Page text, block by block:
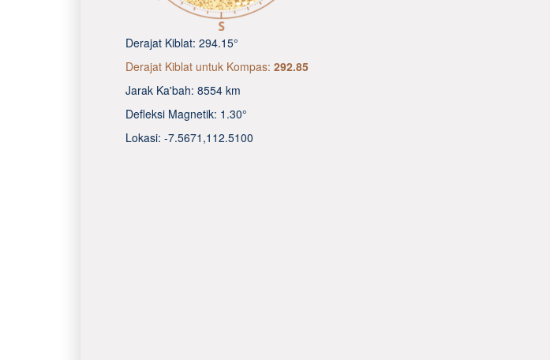
Derajat Kiblat: 294.15°
Derajat Kiblat untuk Kompas: 292.85
Jarak Ka'bah: 8554 km
Defleksi Magnetik: 1.30°
Lokasi: -7.5671 ,112.5100